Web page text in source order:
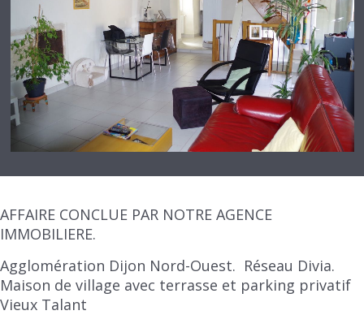
AFFAIRE CONCLUE PAR NOTRE AGENCE
IMMOBILIERE.
Agglomération Dijon Nord-Ouest. Réseau Divia.
Maison de village avec terrasse et parking privatif
Vieux Talant